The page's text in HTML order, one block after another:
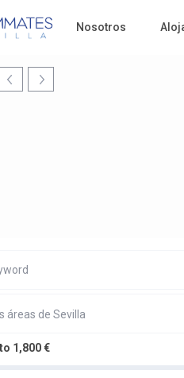
Nosotros
áreas de Sevilla
1,800 €